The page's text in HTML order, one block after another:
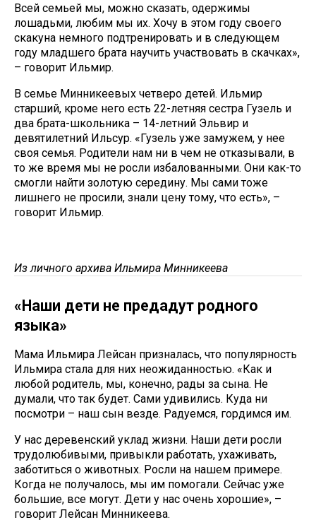
Всей семьей мы, можно сказать, одержимы
лошадьми, любим мы их. Хочу в этом году своего
скакуна немного подтренировать и в следующем
году младшего брата научить участвовать в скачках»,
– говорит Ильмир.
В семье Минникеевых четверо детей. Ильмир
старший, кроме него есть 22-летняя сестра Гузель и
два брата-школьника – 14-летний Эльвир и
девятилетний Ильсур. «Гузель уже замужем, у нее
своя семья. Родители нам ни в чем не отказывали, в
то же время мы не росли избалованными. Они как-то
смогли найти золотую середину. Мы сами тоже
лишнего не просили, знали цену тому, что есть», –
говорит Ильмир.
Из личного архива Ильмира Минникеева
«Наши дети не предадут родного
языка»
Мама Ильмира Лейсан призналась, что популярность
Ильмира стала для них неожиданностью. «Как и
любой родитель, мы, конечно, рады за сына. Не
думали, что так будет. Сами удивились. Куда ни
посмотри – наш сын везде. Радуемся, гордимся им.
У нас деревенский уклад жизни. Наши дети росли
трудолюбивыми, привыкли работать, ухаживать,
заботиться о животных. Росли на нашем примере.
Когда не получалось, мы им помогали. Сейчас уже
большие, все могут. Дети у нас очень хорошие», –
говорит Лейсан Минникеева.